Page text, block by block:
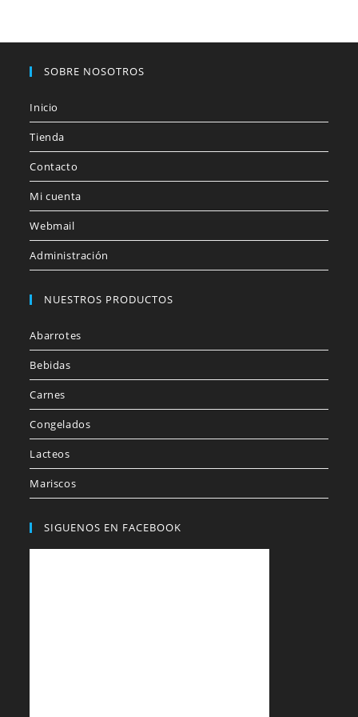
SOBRE NOSOTROS
Inicio
Tienda
Contacto
Mi cuenta
Webmail
Administración
NUESTROS PRODUCTOS
Abarrotes
Bebidas
Carnes
Congelados
Lacteos
Mariscos
SIGUENOS EN FACEBOOK